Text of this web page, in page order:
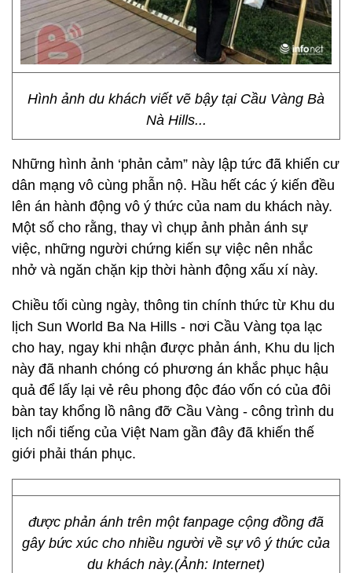
Hình ảnh du khách viết vẽ bậy tại Cầu Vàng Bà
Nà Hills...
Những hình ảnh ‘phản cảm” này lập tức đã khiến cư
dân mạng vô cùng phẫn nộ. Hầu hết các ý kiến đều
lên án hành động vô ý thức của nam du khách này.
Một số cho rằng, thay vì chụp ảnh phản ánh sự
việc, những người chứng kiến sự việc nên nhắc
nhở và ngăn chặn kịp thời hành động xấu xí này.
Chiều tối cùng ngày, thông tin chính thức từ Khu du
lịch Sun World Ba Na Hills - nơi Cầu Vàng tọa lạc
cho hay, ngay khi nhận được phản ánh, Khu du lịch
này đã nhanh chóng có phương án khắc phục hậu
quả để lấy lại vẻ rêu phong độc đáo vốn có của đôi
bàn tay khổng lồ nâng đỡ Cầu Vàng - công trình du
lịch nổi tiếng của Việt Nam gần đây đã khiến thế
giới phải thán phục.
được phản ánh trên một fanpage cộng đồng đã
gây bức xúc cho nhiều người về sự vô ý thức của
du khách này.(Ảnh: Internet)